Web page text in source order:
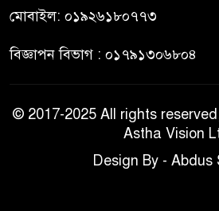
মোবাইল: ০১৯২৬১৮০৭৭৩
বিজ্ঞাপন বিভাগ : ০১৭৯১৩০৬৮০৪
© 2017-2025 All rights
Astha Vision
Design By - Abdus